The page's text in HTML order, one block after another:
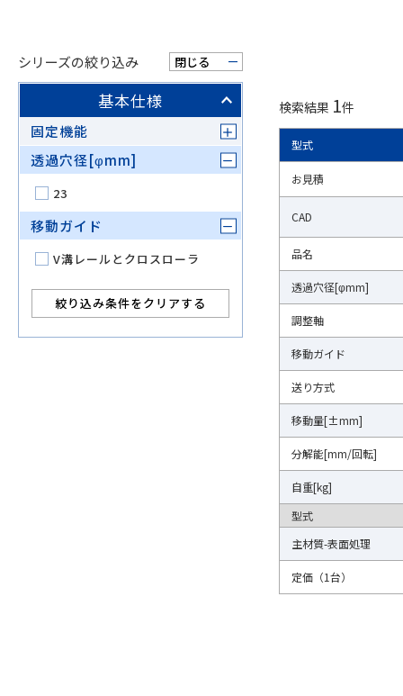
シリーズの絞り込み 閉じる
基本仕様
固定機能
透過穴径[φmm]
23
移動ガイド
V溝レールとクロスローラ
絞り込み条件をクリアする
検索結果 1件
型式
お見積
CAD
品名
透過穴径[φmm]
調整軸
移動ガイド
送り方式
移動量[±mm]
分解能[mm/回転]
自重[kg]
型式
主材質-表面処理
定価（1台）
型式
お見積
CAD
品名
透過穴径[φmm]
調整軸
移動ガイド
送り方式
移動量[±mm]
分解能[mm/回転]
自重[kg]
型式
主材質-表面処理
定価（1台）